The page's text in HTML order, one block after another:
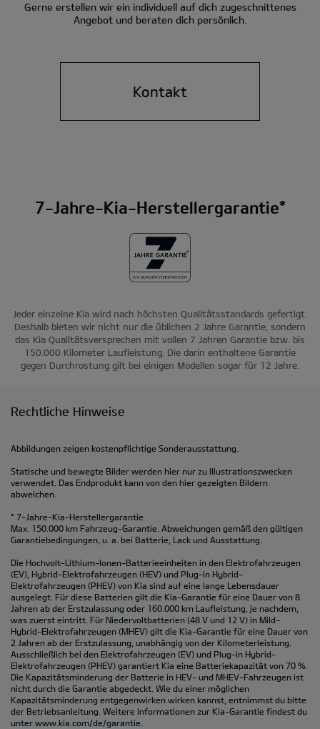
Gerne erstellen wir ein individuell auf dich zugeschnittenes
Angebot und beraten dich persönlich.
Kontakt
7-Jahre-Kia-Herstellergarantie*
Jeder einzelne Kia wird nach höchsten Qualitätsstandards gefertigt.
Deshalb bieten wir nicht nur die üblichen 2 Jahre Garantie, sondern
das Kia Qualitätsversprechen mit vollen 7 Jahren Garantie bzw. bis
150.000 Kilometer Laufleistung. Die darin enthaltene Garantie
gegen Durchrostung gilt bei einigen Modellen sogar für 12 Jahre.
Rechtliche Hinweise
Abbildungen zeigen kostenpflichtige Sonderausstattung.
Statische und bewegte Bilder werden hier nur zu Illustrationszwecken
verwendet. Das Endprodukt kann von den hier gezeigten Bildern
abweichen.
* 7-Jahre-Kia-Herstellergarantie
Max. 150.000 km Fahrzeug-Garantie. Abweichungen gemäß den gültigen
Garantiebedingungen, u. a. bei Batterie, Lack und Ausstattung.
Die Hochvolt-Lithium-Ionen-Batterieeinheiten in den Elektrofahrzeugen
(EV), Hybrid-Elektrofahrzeugen (HEV) und Plug-in Hybrid-
Elektrofahrzeugen (PHEV) von Kia sind auf eine lange Lebensdauer
ausgelegt. Für diese Batterien gilt die Kia-Garantie für eine Dauer von 8
Jahren ab der Erstzulassung oder 160.000 km Laufleistung, je nachdem,
was zuerst eintritt. Für Niedervoltbatterien (48 V und 12 V) in Mild-
Hybrid-Elektrofahrzeugen (MHEV) gilt die Kia-Garantie für eine Dauer von
2 Jahren ab der Erstzulassung, unabhängig von der Kilometerleistung.
Ausschließlich bei den Elektrofahrzeugen (EV) und Plug-in Hybrid-
Elektrofahrzeugen (PHEV) garantiert Kia eine Batteriekapazität von 70 %.
Die Kapazitätsminderung der Batterie in HEV- und MHEV-Fahrzeugen ist
nicht durch die Garantie abgedeckt. Wie du einer möglichen
Kapazitätsminderung entgegenwirken wirken kannst, entnimmst du bitte
der Betriebsanleitung. Weitere Informationen zur Kia-Garantie findest du
unter www.kia.com/de/garantie.